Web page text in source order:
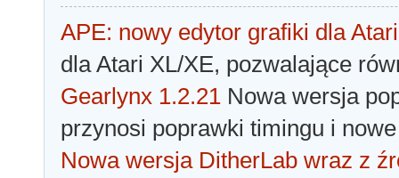
APE: nowy edytor grafiki dla Atari
dla Atari XL/XE, pozwalające
Gearlynx 1.2.21 Nowa wersja
przynosi poprawki timingu i
Nowa wersja DitherLab wraz z